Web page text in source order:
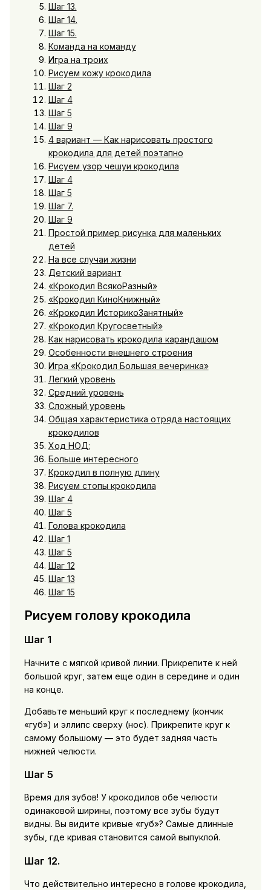
Шаг 13.
Шаг 14.
Шаг 15.
Команда на команду
Игра на троих
Рисуем кожу крокодила
Шаг 2
Шаг 4
Шаг 5
Шаг 9
4 вариант — Как нарисовать простого
крокодила для детей поэтапно
Рисуем узор чешуи крокодила
Шаг 4
Шаг 5
Шаг 7.
Шаг 9
Простой пример рисунка для маленьких
детей
На все случаи жизни
Детский вариант
«Крокодил ВсякоРазный»
«Крокодил КиноКнижный»
«Крокодил ИсторикоЗанятный»
«Крокодил Кругосветный»
Как нарисовать крокодила карандашом
Особенности внешнего строения
Игра «Крокодил Большая вечеринка»
Легкий уровень
Средний уровень
Сложный уровень
Общая характеристика отряда настоящих
крокодилов
Ход НОД:
Больше интересного
Крокодил в полную длину
Рисуем стопы крокодила
Шаг 4
Шаг 5
Голова крокодила
Шаг 1
Шаг 5
Шаг 12
Шаг 13
Шаг 15
Рисуем голову крокодила
Шаг 1
Начните с мягкой кривой линии. Прикрепите к ней
большой круг, затем еще один в середине и один
на конце.
Добавьте меньший круг к последнему (кончик
«губ») и эллипс сверху (нос). Прикрепите круг к
самому большому — это будет задняя часть
нижней челюсти.
Шаг 5
Время для зубов! У крокодилов обе челюсти
одинаковой ширины, поэтому все зубы будут
видны. Вы видите кривые «губ»? Самые длинные
зубы, где кривая становится самой выпуклой.
Шаг 12.
Что действительно интересно в голове крокодила,